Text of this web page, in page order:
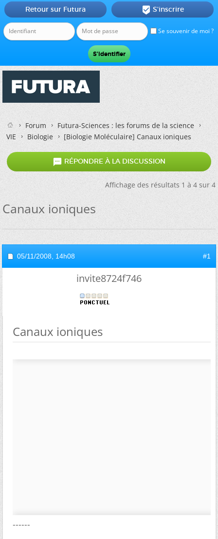
Se souvenir de moi ?
Retour sur Futura  S'inscrire
Forum
Futura-Sciences : les forums de la science
VIE
Biologie [Biologie Moléculaire]Canaux ioniques
 RÉPONDRE À LA DISCUSSION
Affichage des résultats 1 à 4 sur 4
Canaux ioniques
05/11/2008, 14h08 #1
invite8724f746
Canaux ioniques
------